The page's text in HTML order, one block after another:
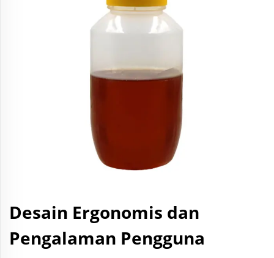
Desain Ergonomis dan
Pengalaman Pengguna